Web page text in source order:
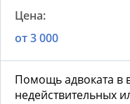
от 3 000
Помощь адвоката в
недействительных